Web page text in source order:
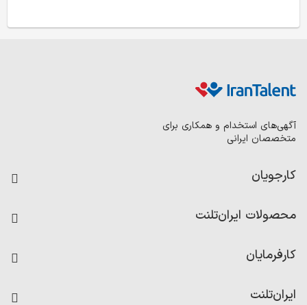
آگهی‌های استخدام و همکاری برای
متخصصان ایرانی
کارجویان
رزومه ساز
امتیاز شرکت‌ها
محصولات ایران‌تلنت
کاردیکس
کارفرمایان
ایران‌تلنت